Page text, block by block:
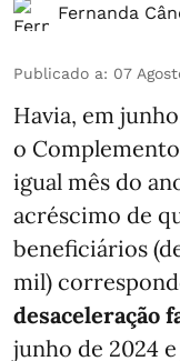
Fernanda
Publicado a: 07
Havia, em
o
igual mês do
acréscimo de
beneficiários
mil)
desaceleração
junho de 2024